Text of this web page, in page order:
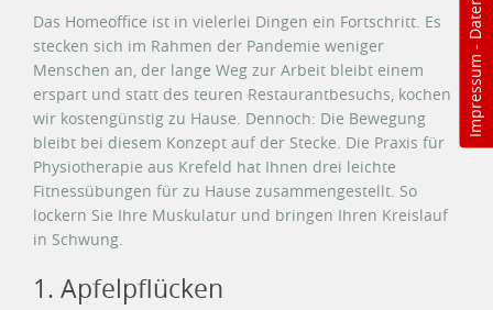
Impressum
-
Das Homeoffice ist in vielerlei Dingen ein Fortschritt. Es
stecken sich im Rahmen der Pandemie weniger
Menschen an, der lange Weg zur Arbeit bleibt einem
erspart und statt des teuren Restaurantbesuchs, kochen
wir kostengünstig zu Hause. Dennoch: Die Bewegung
bleibt bei diesem Konzept auf der Stecke. Die Praxis für
Physiotherapie aus Krefeld hat Ihnen drei leichte
Fitnessübungen für zu Hause zusammengestellt. So
lockern Sie Ihre Muskulatur und bringen Ihren Kreislauf
in Schwung.
1. Apfelpflücken